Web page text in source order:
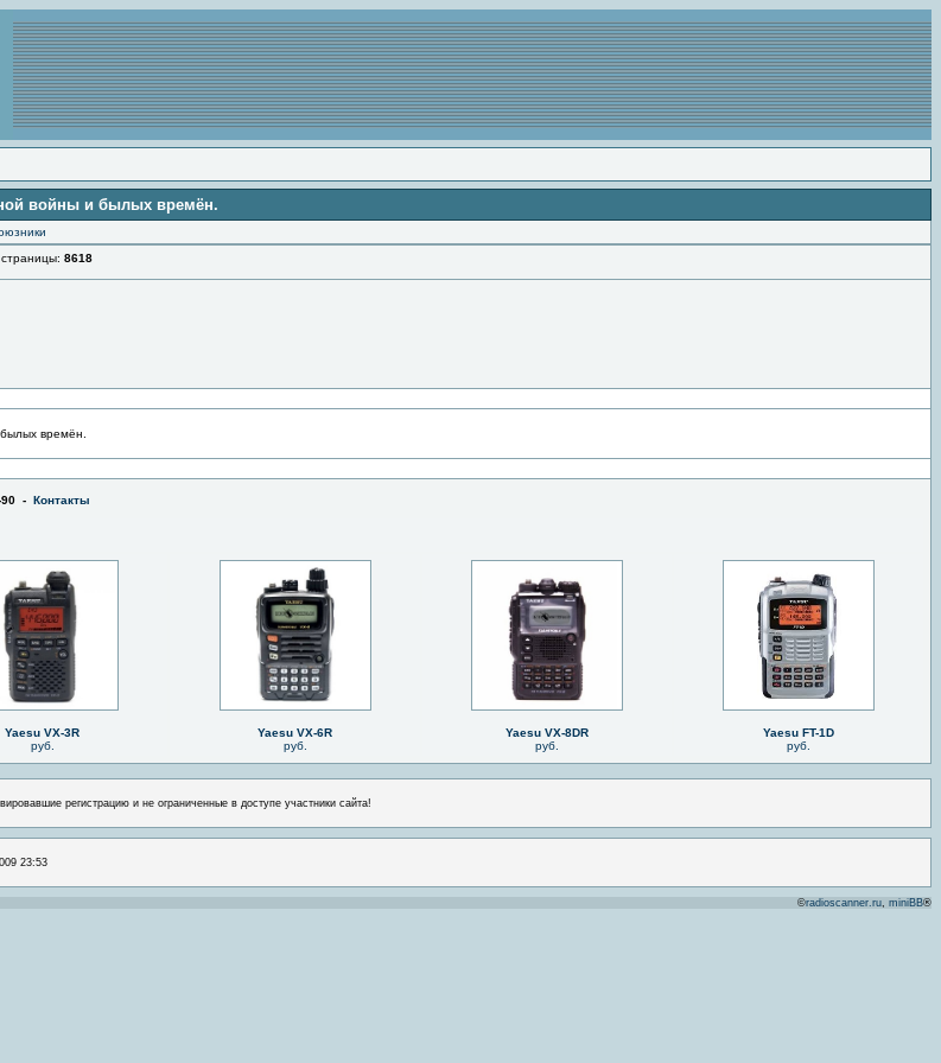
войны и былых времён.
8618
времён.
90 - Контакты
Yaesu VX-3R
руб.
Yaesu VX-6R
руб.
Yaesu VX-8DR
руб.
Yaesu FT-1D
руб.
регистрацию и не ограниченные в доступе участники сайта!
23:53
©radioscanner.ru, miniBB®